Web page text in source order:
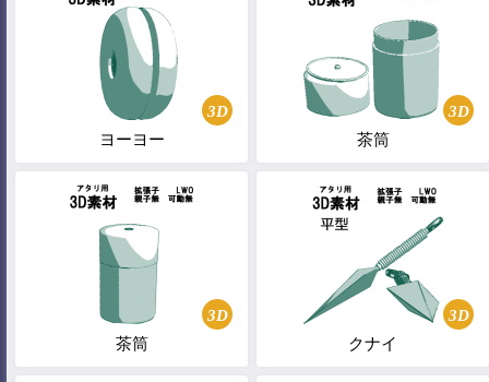
3D
ヨーヨー
3D
茶筒
3D
茶筒
3D
クナイ